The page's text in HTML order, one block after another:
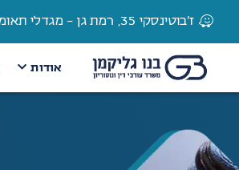
ז'בוטינסקי 35, רמת גן - מגדלי תאומים
אודות